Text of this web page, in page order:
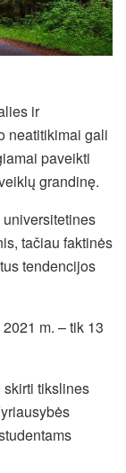
ir
neatitikimai gali
paveikti
grandinę.
tačiau faktinės
tendencijos
m. – tik 13
tikslines